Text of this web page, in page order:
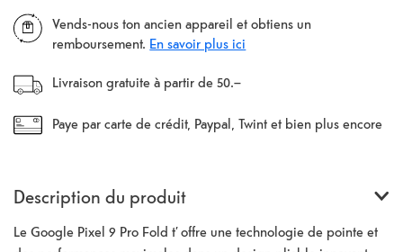
Vends-nous ton ancien appareil et obtiens un
remboursement. En savoir plus ici
Livraison gratuite à partir de 50.–
Paye par carte de crédit, Paypal, Twint et bien plus encore
Description du produit
Le Google Pixel 9 Pro Fold t’ offre une technologie de pointe et